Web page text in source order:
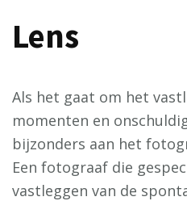
Lens
Als het gaat om het
momenten en
bijzonders aan het
Een fotograaf die
vastleggen van de